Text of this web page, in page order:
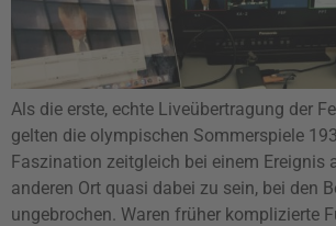
Als die erste, echte Liveübertragung der
gelten die olympischen Sommerspiele
Faszination zeitgleich bei einem Ereignis
anderen Ort quasi dabei zu sein, bei den
ungebrochen. Waren früher komplizierte